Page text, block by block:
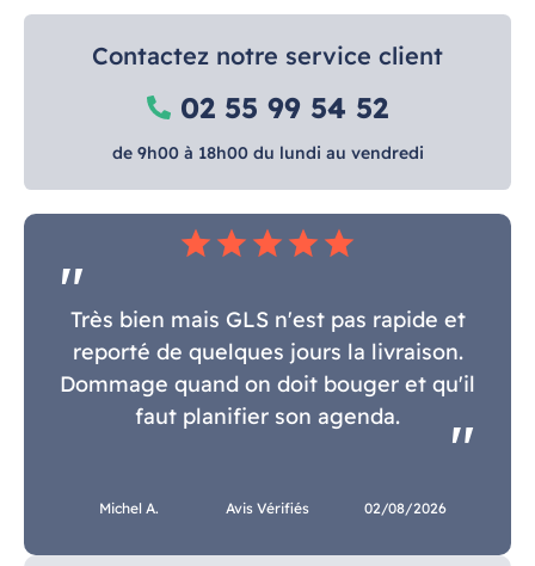
Contactez notre service client
02 55 99 54 52
de 9h00 à 18h00 du lundi au vendredi
star star star star star
Très bien mais GLS n'est pas rapide et
reporté de quelques jours la livraison.
Dommage quand on doit bouger et qu'il
faut planifier son agenda.
Michel A. Avis Vérifiés 02/08/2026